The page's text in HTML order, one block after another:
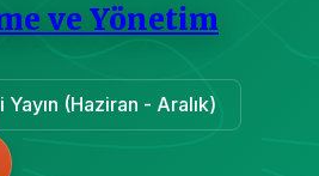
ve Yönetim
(Haziran - Aralık)